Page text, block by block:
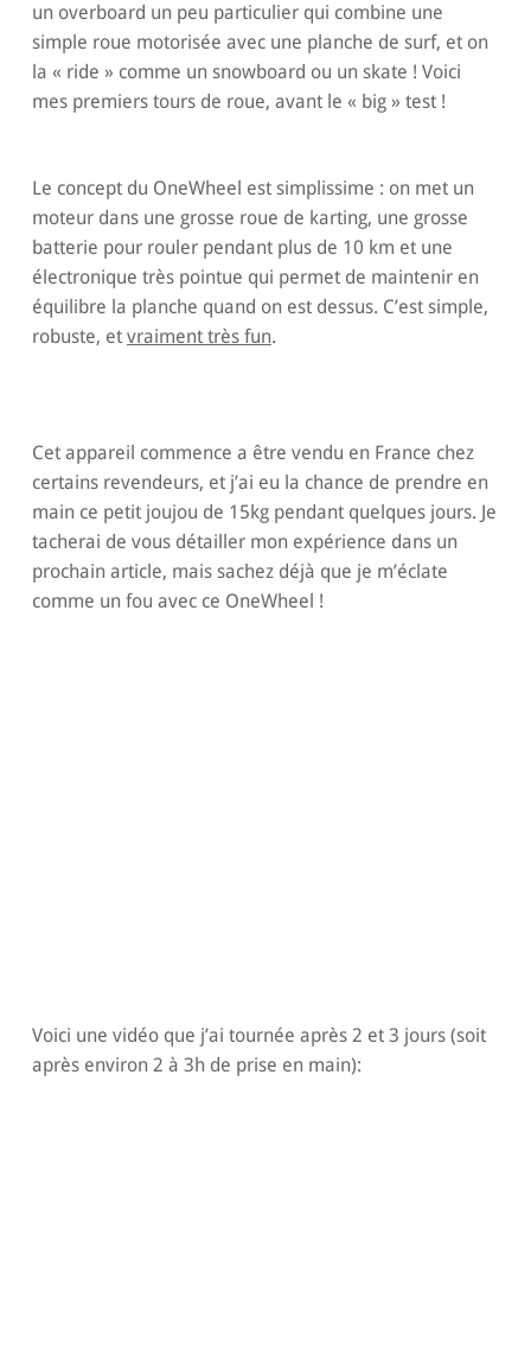
un overboard un peu particulier qui combine une
simple roue motorisée avec une planche de surf, et on
la « ride » comme un snowboard ou un skate ! Voici
mes premiers tours de roue, avant le « big » test !
Le concept du OneWheel est simplissime : on met un
moteur dans une grosse roue de karting, une grosse
batterie pour rouler pendant plus de 10 km et une
électronique très pointue qui permet de maintenir en
équilibre la planche quand on est dessus. C’est simple,
robuste, et vraiment très fun.
Cet appareil commence a être vendu en France chez
certains revendeurs, et j’ai eu la chance de prendre en
main ce petit joujou de 15kg pendant quelques jours. Je
tacherai de vous détailler mon expérience dans un
prochain article, mais sachez déjà que je m’éclate
comme un fou avec ce OneWheel !
Voici une vidéo que j’ai tournée après 2 et 3 jours (soit
après environ 2 à 3h de prise en main):